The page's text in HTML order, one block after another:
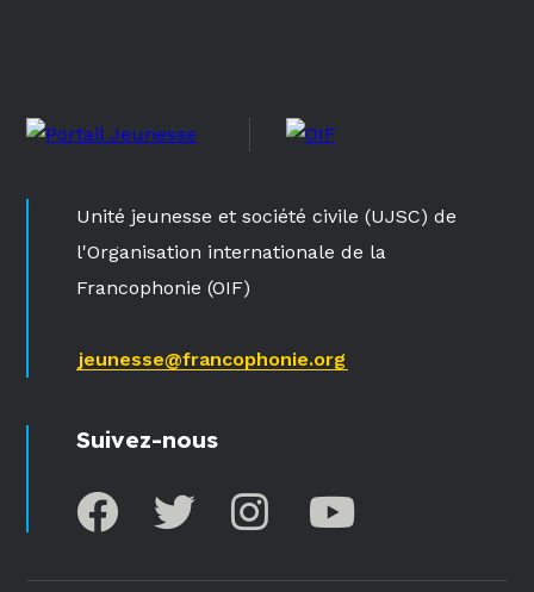
Unité jeunesse et société civile (UJSC) de
l'Organisation internationale de la
Francophonie (OIF)
jeunesse@francophonie.org
Suivez-nous